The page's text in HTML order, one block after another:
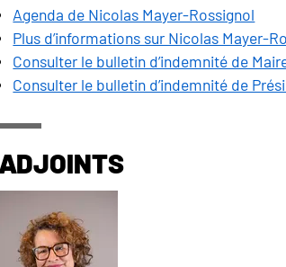
Agenda de Nicolas Mayer-Rossignol
Plus d’informations sur Nicolas Mayer-
Consulter le bulletin d’indemnité de
Consulter le bulletin d’indemnité de
Adjoints